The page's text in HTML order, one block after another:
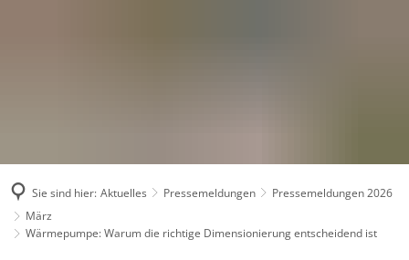
Sie sind hier: Aktuelles Pressemeldungen
Pressemeldungen 2026
März
Wärmepumpe: Warum die richtige Dimensionierung entscheidend ist